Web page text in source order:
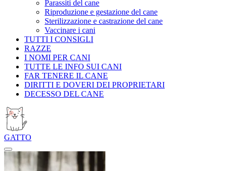
Parassiti del cane
Riproduzione e gestazione del cane
Sterilizzazione e castrazione del cane
Vaccinare i cani
TUTTI I CONSIGLI
RAZZE
I NOMI PER CANI
TUTTE LE INFO SUI CANI
FAR TENERE IL CANE
DIRITTI E DOVERI DEI PROPRIETARI
DECESSO DEL CANE
GATTO